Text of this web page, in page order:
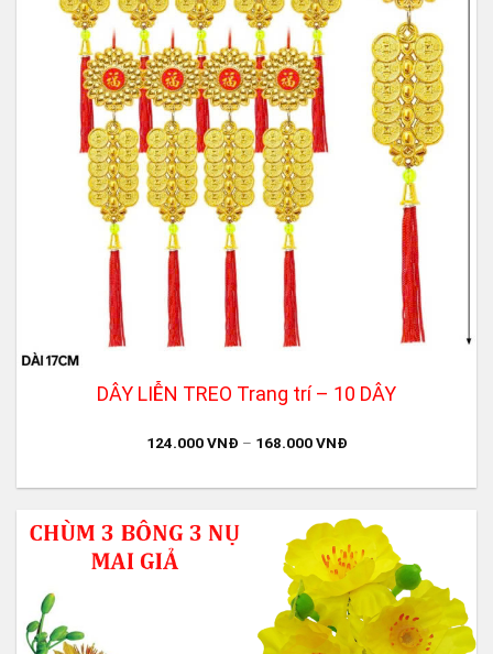
DÂY LIỄN TREO Trang trí – 10 DÂY
124.000VNĐ – 168.000VNĐ